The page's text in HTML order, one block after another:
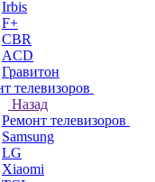
Irbis
F+
CBR
ACD
Гравитон
телевизоров
Назад
Ремонт телевизоров
Samsung
LG
Xiaomi